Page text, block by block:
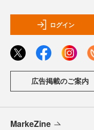
ログイン
広告掲載のご案内
MarkeZine